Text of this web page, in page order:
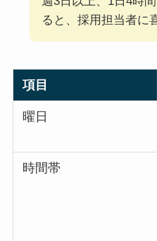
ると、採用担当者に
項目
曜日
時間帯